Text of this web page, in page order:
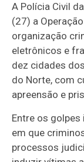
A Polícia Civil
(27) a
organização
eletrônicos e
dez cidades
do Norte, com
apreensão e
Entre os
em que
processos